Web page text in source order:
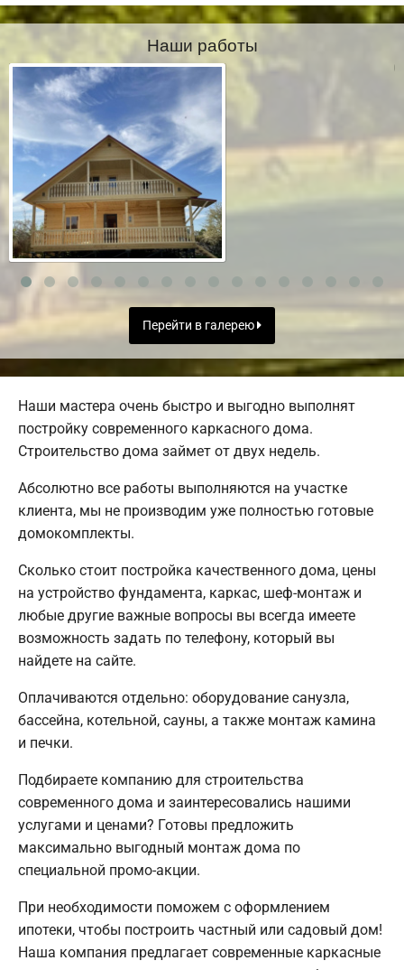
Наши работы
Перейти в галерею
Наши мастера очень быстро и выгодно выполнят
постройку современного каркасного дома.
Строительство дома займет от двух недель.
Абсолютно все работы выполняются на участке
клиента, мы не производим уже полностью готовые
домокомплекты.
Сколько стоит постройка качественного дома, цены
на устройство фундамента, каркас, шеф-монтаж и
любые другие важные вопросы вы всегда имеете
возможность задать по телефону, который вы
найдете на сайте.
Оплачиваются отдельно: оборудование санузла,
бассейна, котельной, сауны, а также монтаж камина
и печки.
Подбираете компанию для строительства
современного дома и заинтересовались нашими
услугами и ценами? Готовы предложить
максимально выгодный монтаж дома по
специальной промо-акции.
При необходимости поможем с оформлением
ипотеки, чтобы построить частный или садовый дом!
Наша компания предлагает современные каркасные